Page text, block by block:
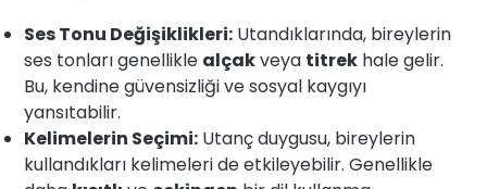
Ses Tonu Değişiklikleri: Utandıklarında, bireylerin
ses tonları genellikle alçakveya titrek hale gelir.
Bu, kendine güvensizliği ve sosyal kaygıyı
yansıtabilir.
Kelimelerin Seçimi: Utanç duygusu, bireylerin
kullandıkları kelimeleri de etkileyebilir. Genellikle